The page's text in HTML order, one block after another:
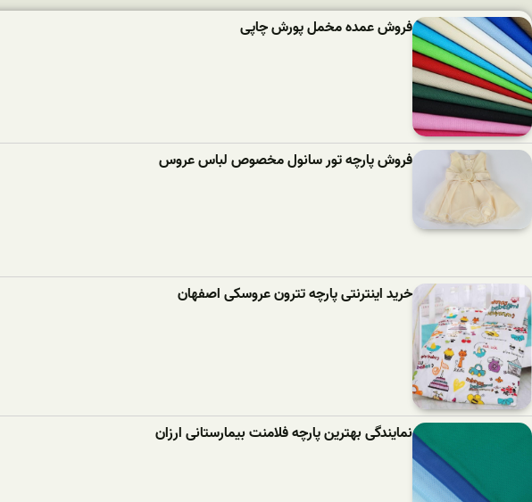
فروش عمده مخمل پورش چاپی
فروش پارچه تور سانول مخصوص لباس عروس
خرید اینترنتی پارچه تترون عروسکی اصفهان
نمایندگی بهترین پارچه فلامنت بیمارستانی ارزان